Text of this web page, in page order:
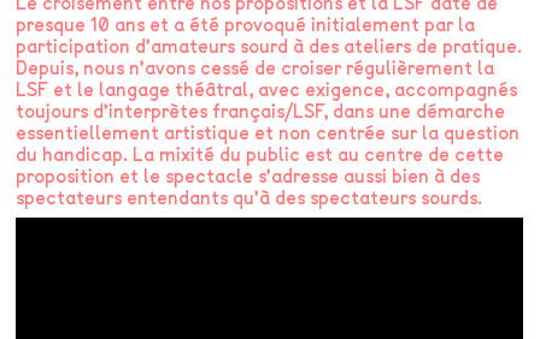
presque 10 ans et a été provoqué initialement par la
participation d’amateurs sourd à des ateliers de pratique.
Depuis, nous n’avons cessé de croiser régulièrement la
LSF et le langage théâtral, avec exigence, accompagnés
toujours d’interprètes français/LSF, dans une démarche
essentiellement artistique et non centrée sur la question
du handicap. La mixité du public est au centre de cette
proposition et le spectacle s’adresse aussi bien à des
spectateurs entendants qu’à des spectateurs sourds.